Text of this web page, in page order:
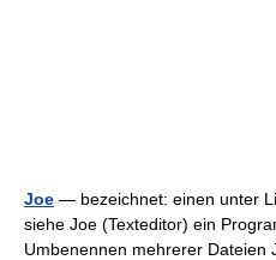
Joe — bezeichnet: einen unter
siehe Joe (Texteditor) ein
Umbenennen mehrerer Dateien